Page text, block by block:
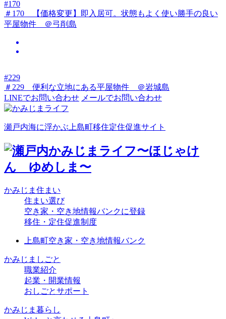
#170
＃170 【価格変更】即入居可。状態もよく使い勝手の良い
平屋物件 ＠弓削島
#229
＃229 便利な立地にある平屋物件 ＠岩城島
LINEでお問い合わせ メールでお問い合わせ
瀬戸内海に浮かぶ上島町移住定住促進サイト
かみじま住まい
住まい選び
空き家・空き地情報バンクに登録
移住・定住促進制度
上島町空き家・空き地情報バンク
かみじましごと
職業紹介
起業・開業情報
おしごとサポート
かみじま暮らし